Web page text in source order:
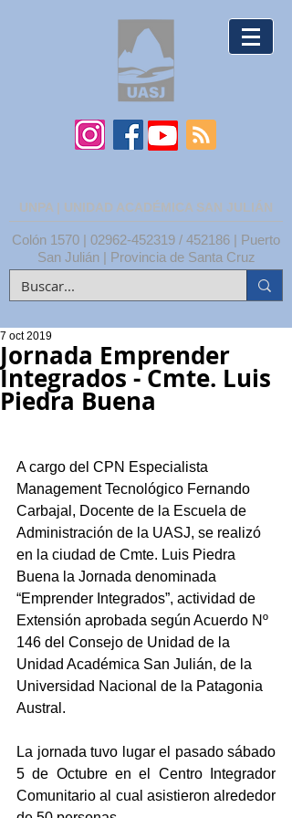
UNPA | UNIDAD ACADÉMICA SAN JULIÁN
Colón 1570 | 02962-452319 / 452186 | Puerto
San Julián | Provincia de Santa Cruz
Jornada Emprender
Integrados - Cmte. Luis
Piedra Buena
7 oct 2019
A cargo del CPN Especialista
Management Tecnológico Fernando
Carbajal, Docente de la Escuela de
Administración de la UASJ, se realizó
en la ciudad de Cmte. Luis Piedra
Buena la Jornada denominada
“Emprender Integrados”, actividad de
Extensión aprobada según Acuerdo Nº
146 del Consejo de Unidad de la
Unidad Académica San Julián, de la
Universidad Nacional de la Patagonia
Austral.
La jornada tuvo lugar el pasado sábado
5 de Octubre en el Centro Integrador
Comunitario al cual asistieron alrededor